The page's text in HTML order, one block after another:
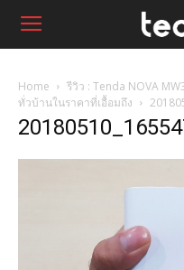
Home
รีวิว : Tenda NOVA
ทั่วบ้านในราคาที่เอื้อมถึง